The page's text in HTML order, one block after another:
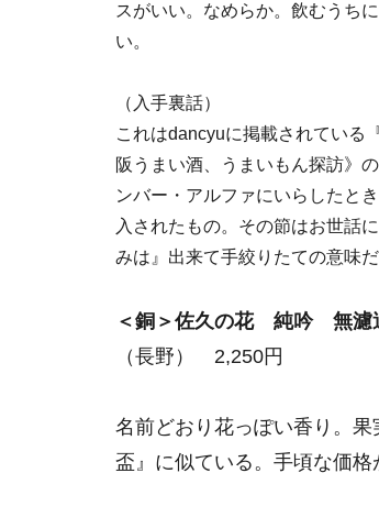
スがいい。なめらか。飲むうち
い。
（入手裏話）
これはdancyuに掲載されてい
阪うまい酒、うまいもん探訪》
ンバー・アルファにいらしたと
入されたもの。その節はお世話
みは』出来て手絞りたての意味だ
＜銅＞佐久の花 純吟 無濾
（長野） 2,250円
名前どおり花っぽい香り。
盃』に似ている。手頃な価格